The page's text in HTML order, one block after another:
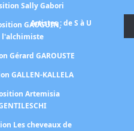
Sally Gabori
GAUGUIN,
l'alchimiste
Gérard GAROUSTE
GALLEN-KALLELA
Artemisia
Les cheveaux de
Artistes : de S à U